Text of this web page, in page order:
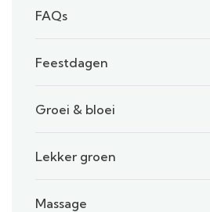
FAQs
Feestdagen
Groei & bloei
Lekker groen
Massage